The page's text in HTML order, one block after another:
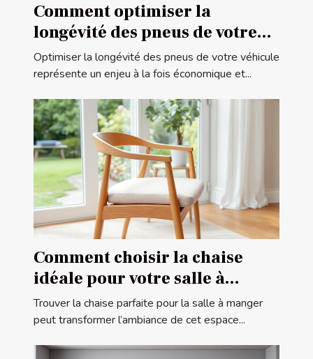
Comment optimiser la
longévité des pneus de votre
véhicule ?
Optimiser la longévité des pneus de votre véhicule
représente un enjeu à la fois économique et...
Comment choisir la chaise
idéale pour votre salle à
manger ?
Trouver la chaise parfaite pour la salle à manger
peut transformer l’ambiance de cet espace...